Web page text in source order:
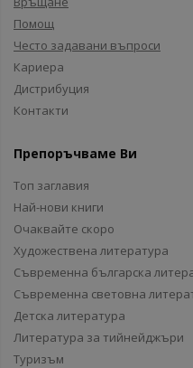
Помощ
Често задавани въпроси
Кариера
Дистрибуция
Контакти
Препоръчваме Ви
Топ заглавия
Най-нови книги
Очаквайте скоро
Художествена литература
Съвременна българска
Съвременна световна
Детска литература
Литература за тийнейджъри
Туризъм